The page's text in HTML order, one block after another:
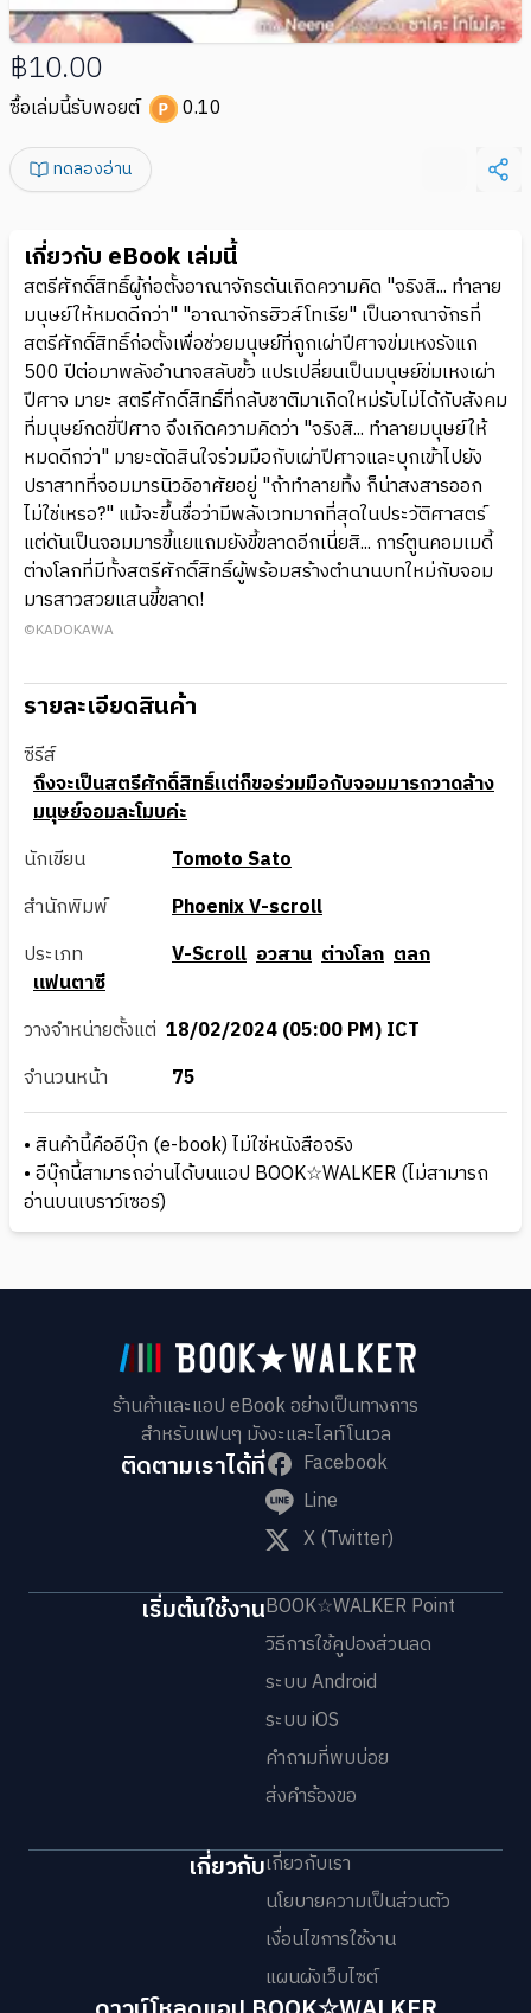
฿10.00
ซื้อเล่มนี้รับพอยต์ 0.10
ทดลองอ่าน
เกี่ยวกับ eBook เล่มนี้
สตรีศักดิ์สิทธิ์ผู้ก่อตั้งอาณาจักรดันเกิดความคิด "จริงสิ... ทำลาย
มนุษย์ให้หมดดีกว่า" "อาณาจักรฮิวส์โทเรีย" เป็นอาณาจักรที่
สตรีศักดิ์สิทธิ์ก่อตั้งเพื่อช่วยมนุษย์ที่ถูกเผ่าปีศาจข่มเหงรังแก
500 ปีต่อมาพลังอำนาจสลับขั้ว แปรเปลี่ยนเป็นมนุษย์ข่มเหงเผ่า
ปีศาจ มายะ สตรีศักดิ์สิทธิ์ที่กลับชาติมาเกิดใหม่รับไม่ได้กับสังคม
ที่มนุษย์กดขี่ปีศาจ จึงเกิดความคิดว่า "จริงสิ... ทำลายมนุษย์ให้
หมดดีกว่า" มายะตัดสินใจร่วมมือกับเผ่าปีศาจและบุกเข้าไปยัง
ปราสาทที่จอมมารนิวอิอาศัยอยู่ "ถ้าทำลายทิ้ง ก็น่าสงสารออก
ไม่ใช่เหรอ?" แม้จะขึ้นชื่อว่ามีพลังเวทมากที่สุดในประวัติศาสตร์
แต่ดันเป็นจอมมารขี้แยแถมยังขี้ขลาดอีกเนี่ยสิ... การ์ตูนคอมเมดี้
ต่างโลกที่มีทั้งสตรีศักดิ์สิทธิ์ผู้พร้อมสร้างตำนานบทใหม่กับจอม
มารสาวสวยแสนขี้ขลาด!
©KADOKAWA
รายละเอียดสินค้า
ซีรีส์
ถึงจะเป็นสตรีศักดิ์สิทธิ์แต่ก็ขอร่วมมือกับจอมมารกวาดล้าง
มนุษย์จอมละโมบค่ะ
นักเขียน
Tomoto Sato
สำนักพิมพ์
Phoenix V-scroll
ประเภท
V-Scroll อวสาน ต่างโลก ตลก
แฟนตาซี
วางจำหน่ายตั้งแต่ 18/02/2024 (05:00 PM) ICT
จำนวนหน้า
75
• สินค้านี้คืออีบุ๊ก (e-book) ไม่ใช่หนังสือจริง
• อีบุ๊กนี้สามารถอ่านได้บนแอป BOOK☆WALKER (ไม่สามารถ
อ่านบนเบราว์เซอร์)
ร้านค้าและแอป eBook อย่างเป็นทางการ
สำหรับแฟนๆ มังงะและไลท์โนเวล
ติดตามเราได้ที่
Facebook
Line
X (Twitter)
เริ่มต้นใช้งานBOOK☆WALKER Point
วิธีการใช้คูปองส่วนลด
ระบบ Android
ระบบ iOS
คำถามที่พบบ่อย
ส่งคำร้องขอ
เกี่ยวกับเกี่ยวกับเรา
นโยบายความเป็นส่วนตัว
เงื่อนไขการใช้งาน
แผนผังเว็บไซต์